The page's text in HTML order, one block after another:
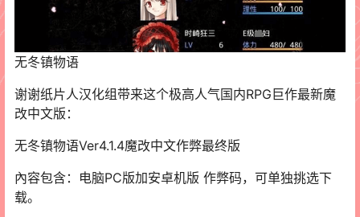
无冬镇物语
谢谢纸片人汉化组带来这个极高人气国内RPG巨作最新魔
改中文版：
无冬镇物语Ver4.1.4魔改中文作弊最终版
內容包含：电脑PC版加安卓机版 作弊码，可单独挑选下
载。